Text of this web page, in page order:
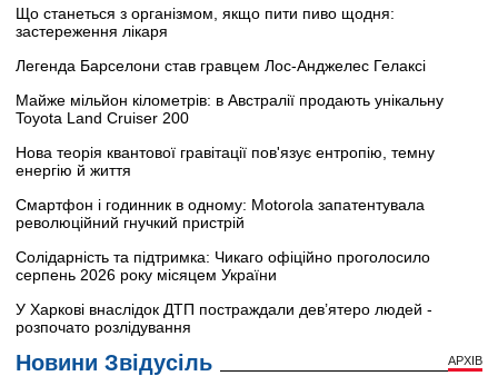
Що станеться з організмом, якщо пити пиво щодня:
застереження лікаря
Легенда Барселони став гравцем Лос-Анджелес Гелаксі
Майже мільйон кілометрів: в Австралії продають унікальну
Toyota Land Cruiser 200
Нова теорія квантової гравітації пов'язує ентропію, темну
енергію й життя
Смартфон і годинник в одному: Motorola запатентувала
революційний гнучкий пристрій
Солідарність та підтримка: Чикаго офіційно проголосило
серпень 2026 року місяцем України
У Харкові внаслідок ДТП постраждали дев’ятеро людей -
розпочато розлідування
Новини Звідусіль АРХІВ